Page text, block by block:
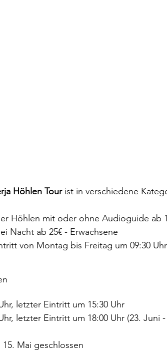
Höhlen Tour ist in verschiedene
Höhlen mit oder ohne Audioguide ab
Nacht ab 25€ - Erwachsene
von Montag bis Freitag um 09:30
letzter Eintritt um 15:30 Uhr
letzter Eintritt um 18:00 Uhr (23. Juni
15. Mai geschlossen